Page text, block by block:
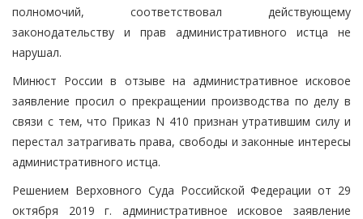
полномочий, соответствовал действующему
законодательству и прав административного истца не
нарушал.
Минюст России в отзыве на административное исковое
заявление просил о прекращении производства по делу в
связи с тем, что Приказ N 410 признан утратившим силу и
перестал затрагивать права, свободы и законные интересы
административного истца.
Решением Верховного Суда Российской Федерации от 29
октября 2019 г. административное исковое заявление